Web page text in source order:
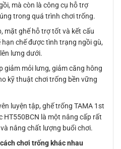
mà còn là công cụ hỗ trợ
trong quá trình chơi trống.
mặt ghế hỗ trợ tốt và kết cấu
chế được tình trạng ngồi gù,
lưng dưới.
giảm mỏi lưng, giảm căng hông
kỹ thuật chơi trống bền vững
luyện tập, ghế trống TAMA 1st
HT550BCN là một nâng cấp rất
nâng chất lượng buổi chơi.
chơi trống khác nhau